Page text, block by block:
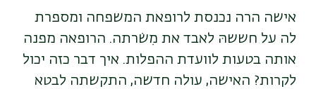
אישה הרה נכנסת לרופאת המשפחה ומספרת
לה על חששהּ לאבד את מִשֹרתה. הרופאה מפנה
אותה בטעות לוועדת ההפלות. איך דבר כזה יכול
לקרות? האישה, עולה חדשה, התקשתה לבטא